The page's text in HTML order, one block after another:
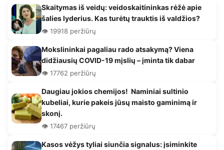
Skaitymas iš veidų: veidoskaitininkas rėžė apie
šalies lyderius. Kas turėtų trauktis iš valdžios?
👁️ 19918 peržiūrų
Mokslininkai pagaliau rado atsakymą? Viena
didžiausių COVID-19 mįslių – įminta tik dabar
👁️ 17762 peržiūrų
Daugiau jokios chemijos! Naminiai sultinio
kubeliai, kurie pakeis jūsų maisto gaminimą ir
skonį.
👁️ 17467 peržiūrų
Kasos vėžys tyliai siunčia signalus: įsiminkite